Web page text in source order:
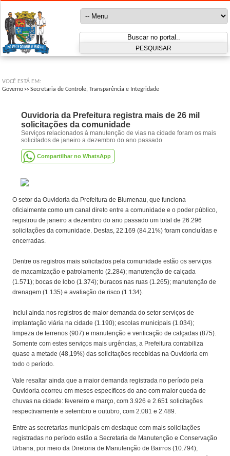
VOCÊ ESTÁ EM:
Governo >>Secretaria de Controle, Transparência e Integridade
Ouvidoria da Prefeitura registra mais de 26 mil
solicitações da comunidade
Serviços relacionados à manutenção de vias na cidade foram os mais
solicitados de janeiro a dezembro do ano passado
Compartilhar no WhatsApp
O setor da Ouvidoria da Prefeitura de Blumenau, que funciona
oficialmente como um canal direto entre a comunidade e o poder público,
registrou de janeiro a dezembro do ano passado um total de 26.296
solicitações da comunidade. Destas, 22.169 (84,21%) foram concluídas e
encerradas.
Dentre os registros mais solicitados pela comunidade estão os serviços
de macamização e patrolamento (2.284); manutenção de calçada
(1.571); bocas de lobo (1.374); buracos nas ruas (1.265); manutenção de
drenagem (1.135) e avaliação de risco (1.134).
Inclui ainda nos registros de maior demanda do setor serviços de
implantação viária na cidade (1.190); escolas municipais (1.034);
limpeza de terrenos (907) e manutenção e verificação de calçadas (875).
Somente com estes serviços mais urgências, a Prefeitura contabiliza
quase a metade (48,19%) das solicitações recebidas na Ouvidoria em
todo o período.
Vale resaltar ainda que a maior demanda registrada no período pela
Ouvidoria ocorreu em meses específicos do ano com maior queda de
chuvas na cidade: fevereiro e março, com 3.926 e 2.651 solicitações
respectivamente e setembro e outubro, com 2.081 e 2.489.
Entre as secretarias municipais em destaque com mais solicitações
registradas no período estão a Secretaria de Manutenção e Conservação
Urbana, por meio da Diretoria de Manutenção de Bairros (10.794);